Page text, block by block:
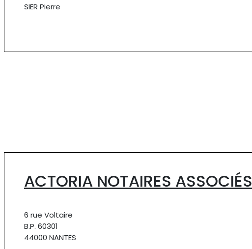
SIER Pierre
ACTORIA NOTAIRES ASSOCIÉS
6 rue Voltaire
B.P. 60301
44000 NANTES